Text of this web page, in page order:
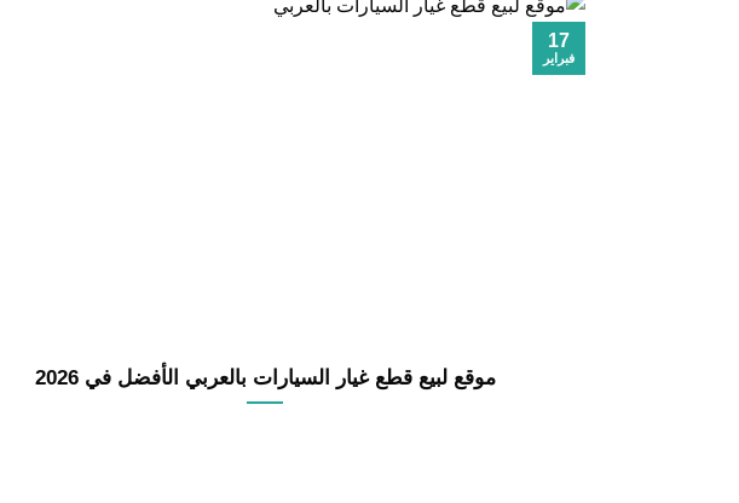
موقع لبيع قطع غيار السيارات بالعربي الأفضل في 2026
17
فبراير